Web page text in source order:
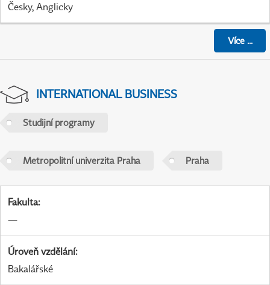
Česky, Anglicky
Více...
INTERNATIONAL BUSINESS
Studijní programy
Metropolitní univerzita Praha Praha
Fakulta:
—
Úroveň vzdělání:
Bakalářské